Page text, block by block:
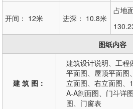
开间： 12米 进深： 10.8米
占地
图纸内容
建 筑 图：
建筑设计说明、工程
平面图、屋顶平面图
立面图、右立面图、
A-A剖面图、门斗详
图、门窗表